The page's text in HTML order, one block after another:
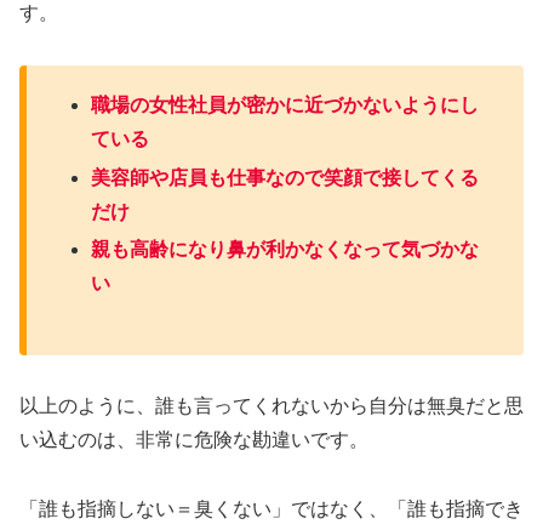
す。
職場の女性社員が密かに近づかないようにし
ている
美容師や店員も仕事なので笑顔で接してくる
だけ
親も高齢になり鼻が利かなくなって気づかな
い
以上のように、誰も言ってくれないから自分は無臭だと思
い込むのは、非常に危険な勘違いです。
「誰も指摘しない＝臭くない」ではなく、「誰も指摘でき